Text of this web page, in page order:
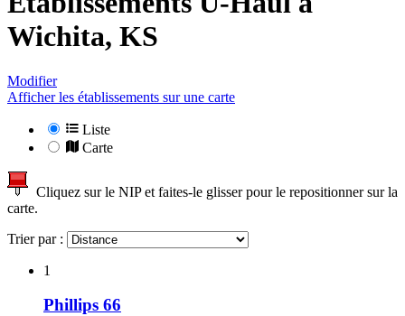
Wichita, KS
Modifier
Afficher les établissements sur une carte
Liste
Carte
Cliquez sur le NIP et faites-le glisser pour le repositionner sur la
carte.
Trier par :
1
Phillips 66